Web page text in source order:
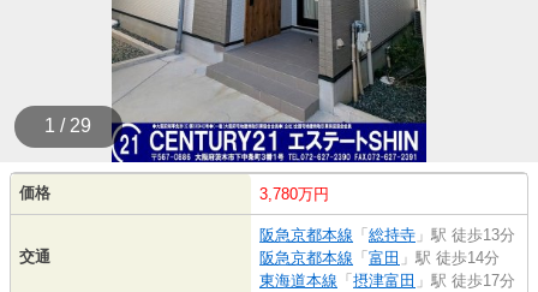
1 / 29
価格 3,780万円
交通
阪急京都本線 「 総持寺 」駅 徒歩13分
阪急京都本線 「 富田 」駅 徒歩14分
東海道本線 「 摂津富田 」駅 徒歩17分